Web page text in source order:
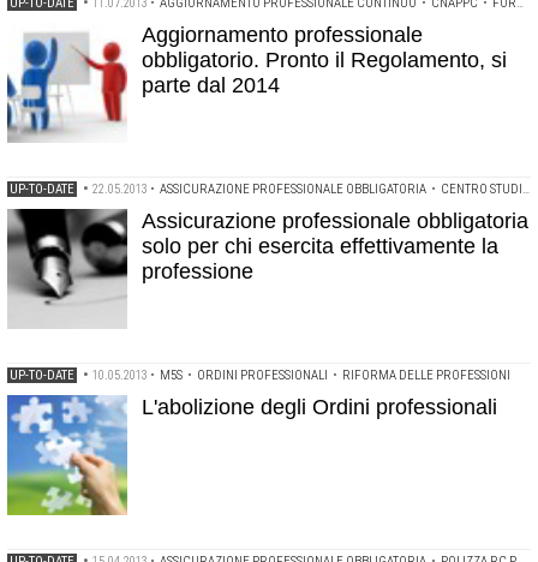
Aggiornamento professionale
obbligatorio. Pronto il Regolamento, si
parte dal 2014
UP-TO-DATE • 22.05.2013 • ASSICURAZIONE PROFESSIONALE OBBLIGATORIA • CENTRO STUDI DEL CNI
Assicurazione professionale obbligatoria
solo per chi esercita effettivamente la
professione
UP-TO-DATE • 10.05.2013 • M5S • ORDINI PROFESSIONALI • RIFORMA DELLE PROFESSIONI
L'abolizione degli Ordini professionali